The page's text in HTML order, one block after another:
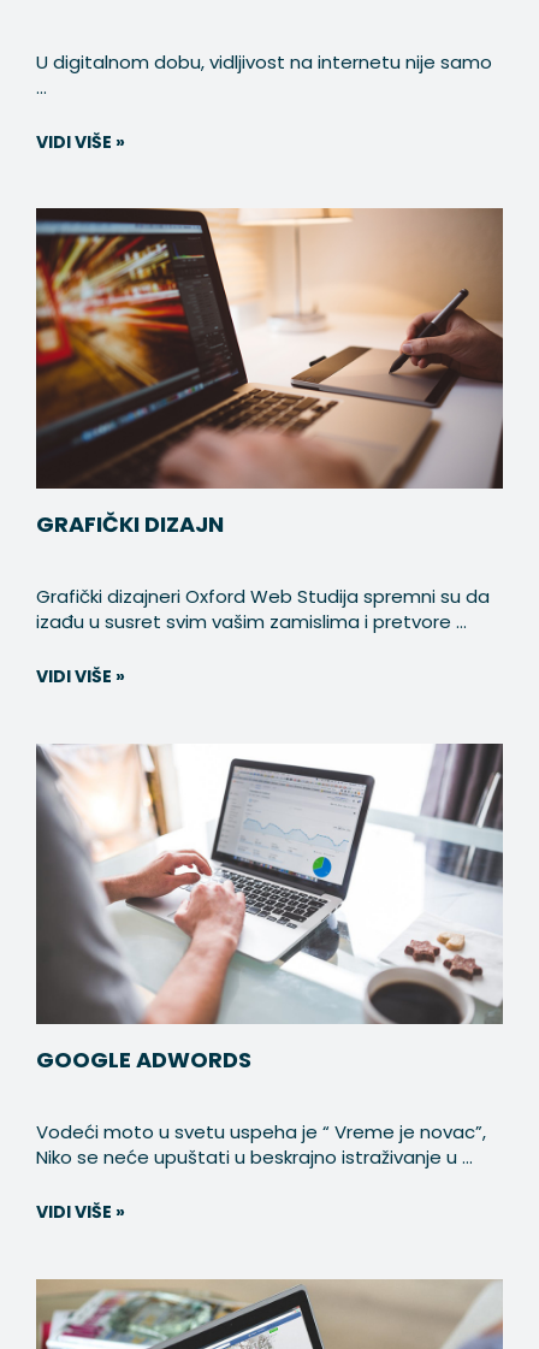
U digitalnom dobu, vidljivost na internetu nije samo
...
VIDI VIŠE »
GRAFIČKI DIZAJN
Grafički dizajneri Oxford Web Studija spremni su da
izađu u susret svim vašim zamislima i pretvore ...
VIDI VIŠE »
GOOGLE ADWORDS
Vodeći moto u svetu uspeha je “ Vreme je novac”,
Niko se neće upuštati u beskrajno istraživanje u ...
VIDI VIŠE »